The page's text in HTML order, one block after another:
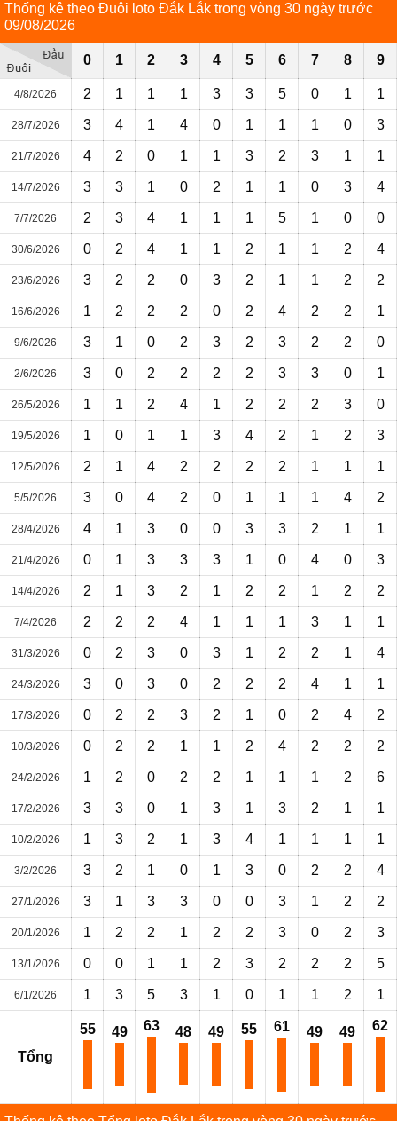
Thống kê theo Đuôi loto Đắk Lắk trong vòng 30 ngày trước
09/08/2026
0 1 2 3 4 5 6 7 8 9
4/8/2026 2 1 1 1 3 3 5 0 1 1
28/7/2026 3 4 1 4 0 1 1 1 0 3
21/7/2026 4 2 0 1 1 3 2 3 1 1
14/7/2026 3 3 1 0 2 1 1 0 3 4
7/7/2026 2 3 4 1 1 1 5 1 0 0
30/6/2026 0 2 4 1 1 2 1 1 2 4
23/6/2026 3 2 2 0 3 2 1 1 2 2
16/6/2026 1 2 2 2 0 2 4 2 2 1
9/6/2026 3 1 0 2 3 2 3 2 2 0
2/6/2026 3 0 2 2 2 2 3 3 0 1
26/5/2026 1 1 2 4 1 2 2 2 3 0
19/5/2026 1 0 1 1 3 4 2 1 2 3
12/5/2026 2 1 4 2 2 2 2 1 1 1
5/5/2026 3 0 4 2 0 1 1 1 4 2
28/4/2026 4 1 3 0 0 3 3 2 1 1
21/4/2026 0 1 3 3 3 1 0 4 0 3
14/4/2026 2 1 3 2 1 2 2 1 2 2
7/4/2026 2 2 2 4 1 1 1 3 1 1
31/3/2026 0 2 3 0 3 1 2 2 1 4
24/3/2026 3 0 3 0 2 2 2 4 1 1
17/3/2026 0 2 2 3 2 1 0 2 4 2
10/3/2026 0 2 2 1 1 2 4 2 2 2
24/2/2026 1 2 0 2 2 1 1 1 2 6
17/2/2026 3 3 0 1 3 1 3 2 1 1
10/2/2026 1 3 2 1 3 4 1 1 1 1
3/2/2026 3 2 1 0 1 3 0 2 2 4
27/1/2026 3 1 3 3 0 0 3 1 2 2
20/1/2026 1 2 2 1 2 2 3 0 2 3
13/1/2026 0 0 1 1 2 3 2 2 2 5
6/1/2026 1 3 5 3 1 0 1 1 2 1
Tổng
55 49 63 48 49 55 61 49 49 62